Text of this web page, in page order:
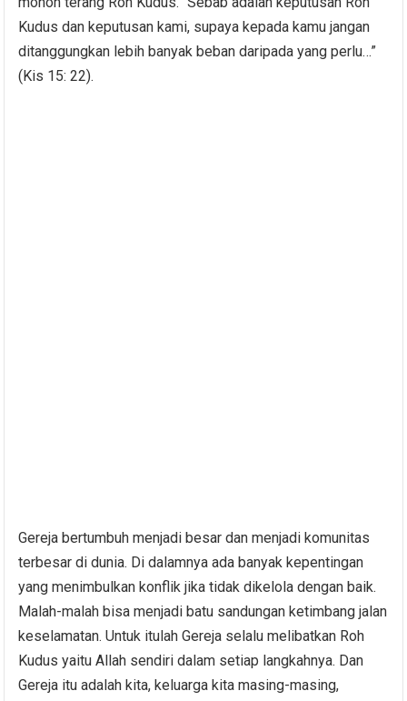
Kudus dan keputusan kami, supaya kepada kamu jangan
ditanggungkan lebih banyak beban daripada yang perlu…”
(Kis 15: 22).
Gereja bertumbuh menjadi besar dan menjadi komunitas
terbesar di dunia. Di dalamnya ada banyak kepentingan
yang menimbulkan konflik jika tidak dikelola dengan baik.
Malah-malah bisa menjadi batu sandungan ketimbang jalan
keselamatan. Untuk itulah Gereja selalu melibatkan Roh
Kudus yaitu Allah sendiri dalam setiap langkahnya. Dan
Gereja itu adalah kita, keluarga kita masing-masing,